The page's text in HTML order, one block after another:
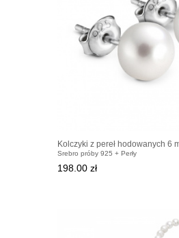
Kolczyki z pereł hodowanych 6
Srebro próby 925 + Perły
198.00 zł